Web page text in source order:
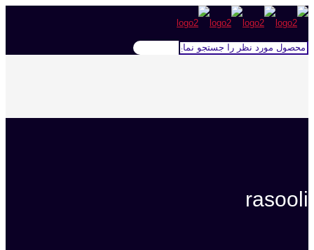
rasooli